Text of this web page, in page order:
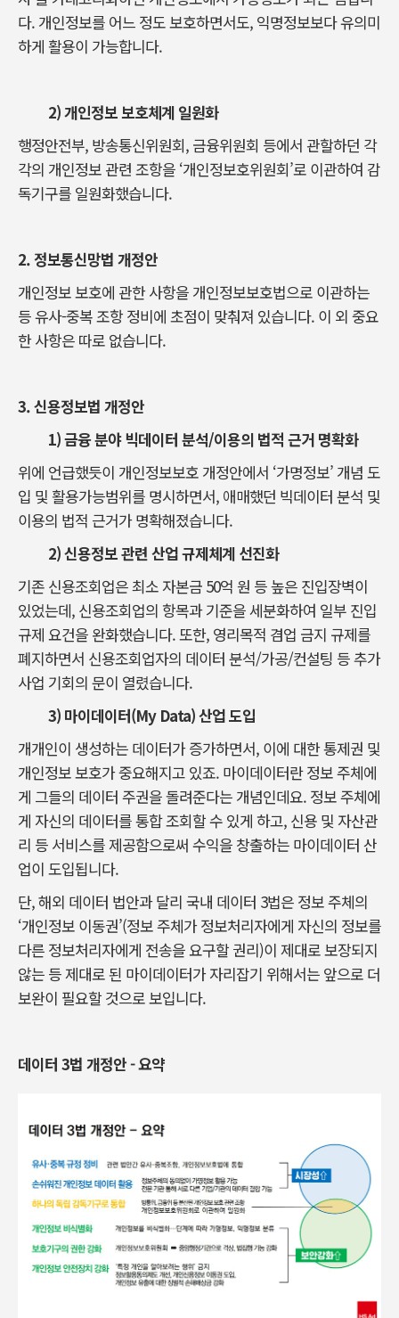
다. 개인정보를 어느 정도 보호하면서도, 익명정보보다 유의미
하게 활용이 가능합니다.
2)개인정보 보호체계 일원화
행정안전부, 방송통신위원회, 금융위원회 등에서 관할하던 각
각의 개인정보 관련 조항을 ‘개인정보호위원회’로 이관하여 감
독기구를 일원화했습니다.
2. 정보통신망법 개정안
개인정보 보호에 관한 사항을 개인정보보호법으로 이관하는
등 유사-중복 조항 정비에 초점이 맞춰져 있습니다. 이 외 중요
한 사항은 따로 없습니다.
3.신용정보법 개정안
1)금융 분야 빅데이터 분석/이용의 법적 근거 명확화
위에 언급했듯이 개인정보보호 개정안에서 ‘가명정보’ 개념 도
입 및 활용가능범위를 명시하면서, 애매했던 빅데이터 분석 및
이용의 법적 근거가 명확해졌습니다.
2)신용정보 관련 산업 규제체계 선진화
기존 신용조회업은 최소 자본금 50억 원 등 높은 진입장벽이
있었는데, 신용조회업의 항목과 기준을 세분화하여 일부 진입
규제 요건을 완화했습니다. 또한, 영리목적 겸업 금지 규제를
폐지하면서 신용조회업자의 데이터 분석/가공/컨설팅 등 추가
사업 기회의 문이 열렸습니다.
3) 마이데이터(My Data) 산업 도입
개개인이 생성하는 데이터가 증가하면서, 이에 대한 통제권 및
개인정보 보호가 중요해지고 있죠. 마이데이터란 정보 주체에
게 그들의 데이터 주권을 돌려준다는 개념인데요. 정보 주체에
게 자신의 데이터를 통합 조회할 수 있게 하고, 신용 및 자산관
리 등 서비스를 제공함으로써 수익을 창출하는 마이데이터 산
업이 도입됩니다.
단, 해외 데이터 법안과 달리 국내 데이터 3법은 정보 주체의
‘개인정보 이동권’(정보 주체가 정보처리자에게 자신의 정보를
다른 정보처리자에게 전송을 요구할 권리)이 제대로 보장되지
않는 등 제대로 된 마이데이터가 자리잡기 위해서는 앞으로 더
보완이 필요할 것으로 보입니다.
데이터 3법 개정안 - 요약